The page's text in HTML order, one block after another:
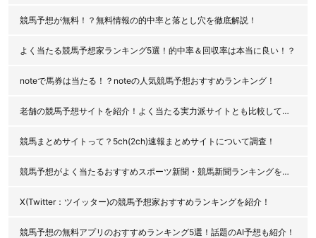
競馬予想が無料！？無料情報の的中率と落とし穴を徹底解説！
よく当たる競馬予想家ランキング5選！的中率＆回収率は本当に良い！？
noteで馬券は当たる！？noteの人気競馬予想おすすめランキング！
老舗の競馬予想サイトを紹介！よく当たる実力派サイトとも比較してみた！
競馬まとめサイトって？5ch(2ch)速報まとめサイトについて調査！
競馬予想がよく当たるおすすめスポーツ新聞・競馬新聞ランキングを紹介！
X(Twitter：ツイッター)の競馬予想家おすすめランキングを紹介！
競馬予想の無料アプリのおすすめランキング5選！話題のAI予想も紹介！